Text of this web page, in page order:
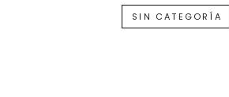
SIN CATEGORÍA